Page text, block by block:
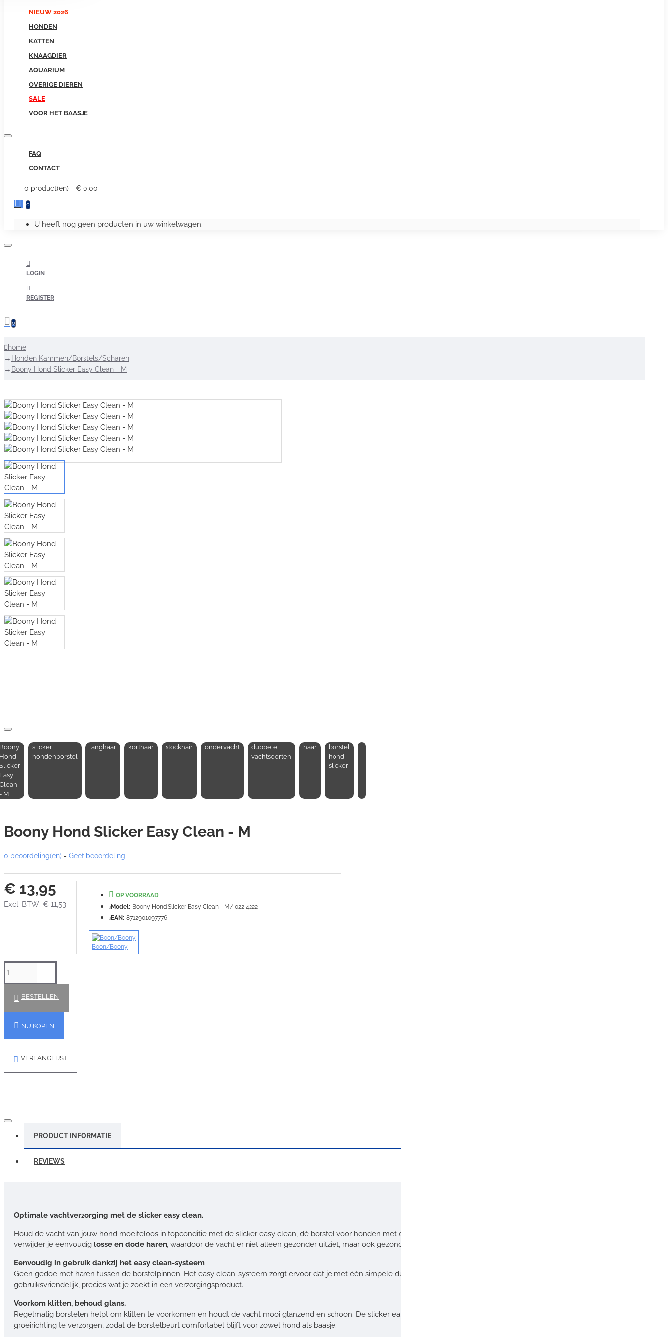
NIEUW 2026
HONDEN
KATTEN
KNAAGDIER
AQUARIUM
OVERIGE DIEREN
SALE
VOOR HET BAASJE
FAQ
CONTACT
0 product(en) - € 0,00
0
U heeft nog geen producten in uw winkelwagen.
LOGIN
REGISTER
0
home
Honden Kammen/Borstels/Scharen
Boony Hond Slicker Easy Clean - M
M
slicker
hondenborstel
langhaar korthaar stockhair ondervacht
dubbele
vachtsoorten
haar
borstel
hond
slicker
Boony Hond Slicker Easy Clean - M
0 beoordeling(en) - Geef beoordeling
€ 13,95
Excl. BTW: € 11,53
OP VOORRAAD
Model: Boony Hond Slicker Easy Clean - M/ 022 4222
EAN: 8712901097776
Boon/Boony
BESTELLEN
NU KOPEN
VERLANGLIJST
PRODUCT INFORMATIE
REVIEWS
Optimale vachtverzorging met de slicker easy clean.
Houd de vacht van jouw hond moeiteloos in topconditie met de slicker easy clean, dé borstel voor honden met een
verwijder je eenvoudig losse en dode haren, waardoor de vacht er niet alleen gezonder uitziet, maar ook gezonder aanvoelt.
Eenvoudig in gebruik dankzij het easy clean-systeem
Geen gedoe met haren tussen de borstelpinnen. Het easy clean-systeem zorgt ervoor dat je met één simpele duimbeweging alle haren in één keer verwijdert. Snel, hygiënisch en
gebruiksvriendelijk, precies wat je zoekt in een verzorgingsproduct.
Voorkom klitten, behoud glans.
Regelmatig borstelen helpt om klitten te voorkomen en houdt de vacht mooi glanzend en schoon. De slicker easy clean is speciaal ontworpen om de vacht in de natuurlijke
groeirichting te verzorgen, zodat de borstelbeurt comfortabel blijft voor zowel hond als baasje.